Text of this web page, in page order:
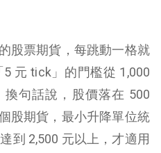
股票期貨，每跳動一格就
元 tick」的門檻從 1,000
換句話說，股價落在 500
股期貨，最小升降單位統
到 2,500 元以上，才適用